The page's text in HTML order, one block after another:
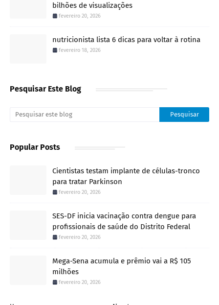
bilhões de visualizações
fevereiro 20, 2026
nutricionista lista 6 dicas para voltar à rotina
fevereiro 18, 2026
Pesquisar Este Blog
Popular Posts
Cientistas testam implante de células-tronco
para tratar Parkinson
fevereiro 20, 2026
SES-DF inicia vacinação contra dengue para
profissionais de saúde do Distrito Federal
fevereiro 20, 2026
Mega-Sena acumula e prêmio vai a R$ 105
milhões
fevereiro 20, 2026